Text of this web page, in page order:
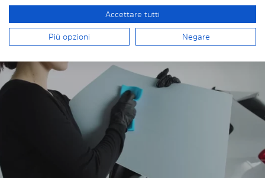
INSTALLAZIONE DI SOLARPLEXIUS
Accettare tutti
Più opzioni Negare